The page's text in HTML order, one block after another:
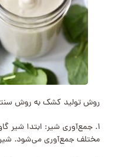
روش تولید کشک به روش
۱. جمع‌آوری شیر: ابتدا شیر
مختلف جمع‌آوری می‌شود. شیر